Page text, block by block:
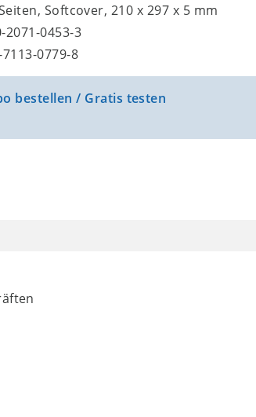
Softcover, 210 x 297 x 5 mm
2071-0453-3
0779-8
bestellen / Gratis testen